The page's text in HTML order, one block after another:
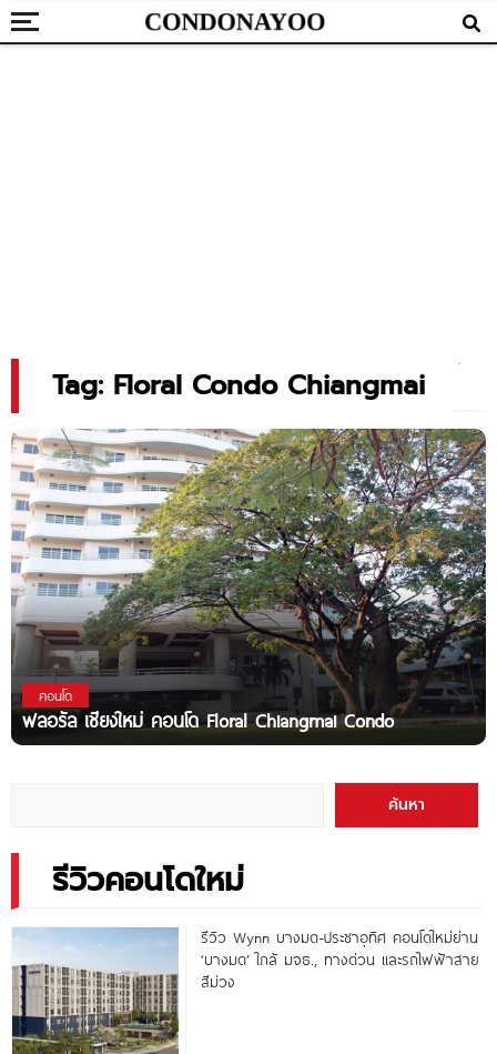
Tag: Floral Condo Chiangmai
คอนโด
ฟลอรัล เชียงใหม่ คอนโด Floral Chiangmai Condo
ค้นหา
รีวิวคอนโดใหม่
รีวิว Wynn บางมด-ประชาอุทิศ คอนโดใหม่ย่าน
‘บางมด’ ใกล้ มจธ., ทางด่วน และรถไฟฟ้าสาย
สีม่วง